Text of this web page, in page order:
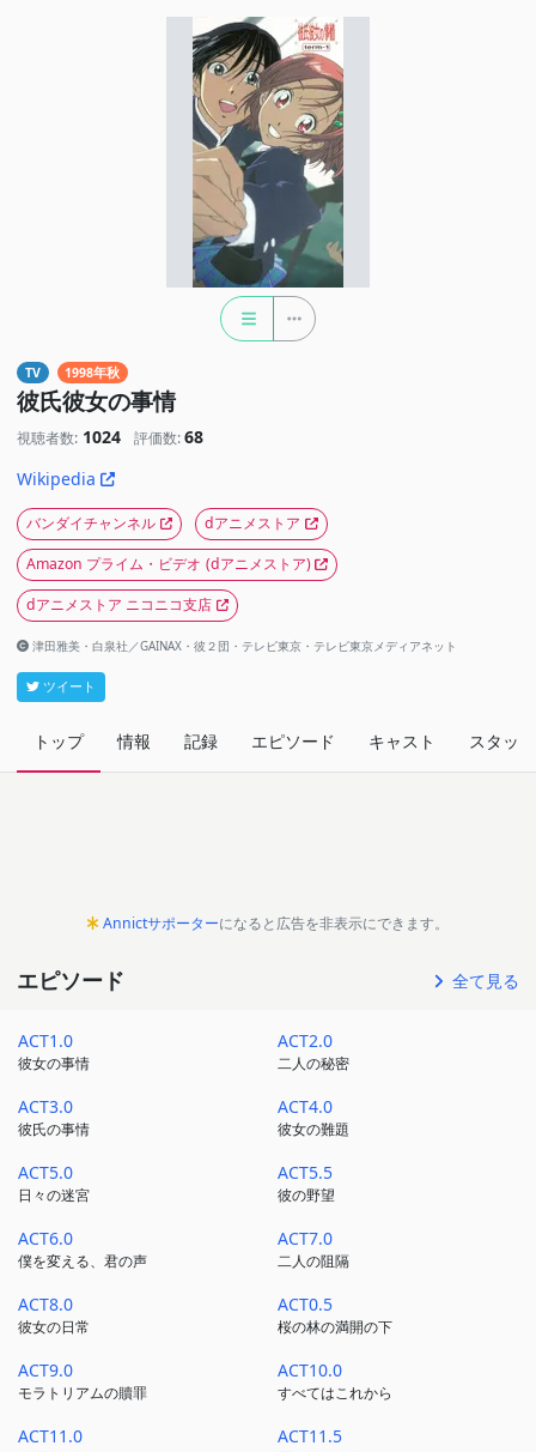
TV 1998年秋
彼氏彼女の事情
視聴者数: 1024 評価数: 68
Wikipedia
バンダイチャンネル
dアニメストア
Amazon プライム・ビデオ (dアニメストア)
dアニメストア ニコニコ支店
津田雅美・白泉社／GAINAX・彼２団・テレビ東京・テレビ東京メディアネット
ツイート
トップ 情報 記録 エピソード キャスト スタッフ
Annictサポーターになると広告を非表示にできます。
エピソード 全て見る
ACT1.0
彼女の事情
ACT2.0
二人の秘密
ACT3.0
彼氏の事情
ACT4.0
彼女の難題
ACT5.0
日々の迷宮
ACT5.5
彼の野望
ACT6.0
僕を変える、君の声
ACT7.0
二人の阻隔
ACT8.0
彼女の日常
ACT0.5
桜の林の満開の下
ACT9.0
モラトリアムの贖罪
ACT10.0
すべてはこれから
ACT11.0 ACT11.5